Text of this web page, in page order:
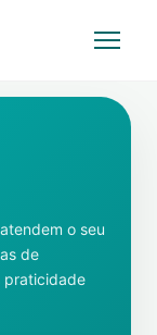
o seu
de
praticidade